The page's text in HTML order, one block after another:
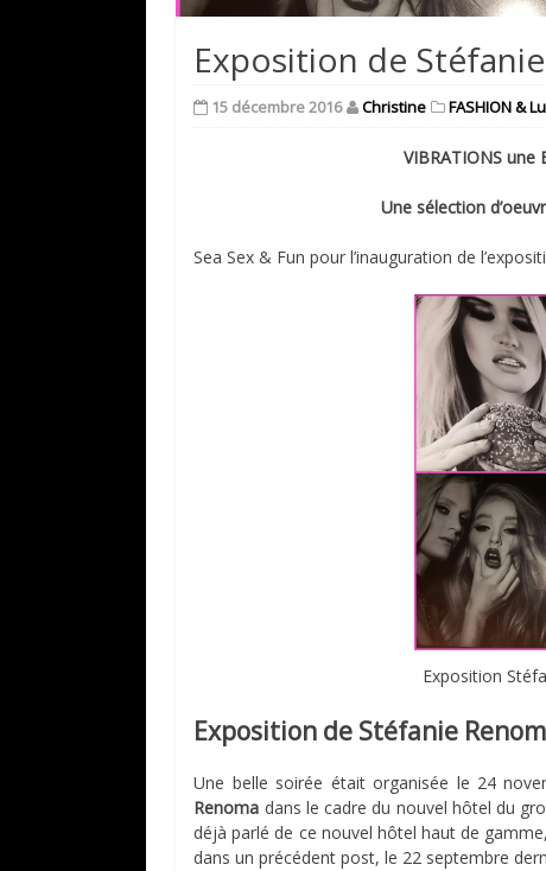
Exposition de
15 décembre 2016 Christine FASHION &
VIBRATIONS une
Une sélection
Sea Sex & Fun pour l’inauguration de
Exposition
Exposition de Stéfanie
Une belle soirée était organisée le 24
Renoma dans le cadre du nouvel hôtel du
déjà parlé de ce nouvel hôtel haut de
dans un précédent post, le 22 septembre